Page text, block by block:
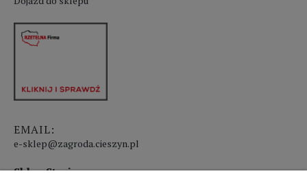
EMAIL:
e-sklep@zagroda.cieszyn.pl
Sklep Stacjonarny czynny: